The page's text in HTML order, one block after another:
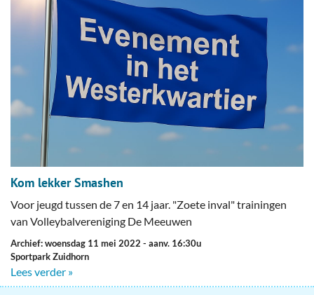
Kom lekker Smashen
Voor jeugd tussen de 7 en 14 jaar. "Zoete inval" trainingen
van Volleybalvereniging De Meeuwen
Archief: woensdag 11 mei 2022 - aanv. 16:30u
Sportpark Zuidhorn
Lees verder »